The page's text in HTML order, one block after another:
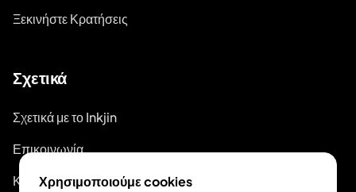
Ξεκινήστε Κρατήσεις
Σχετικά
Σχετικά με το Inkjin
Επικοινωνία
Κιτ Επωνυμίας
Χρησιμοποιούμε cookies